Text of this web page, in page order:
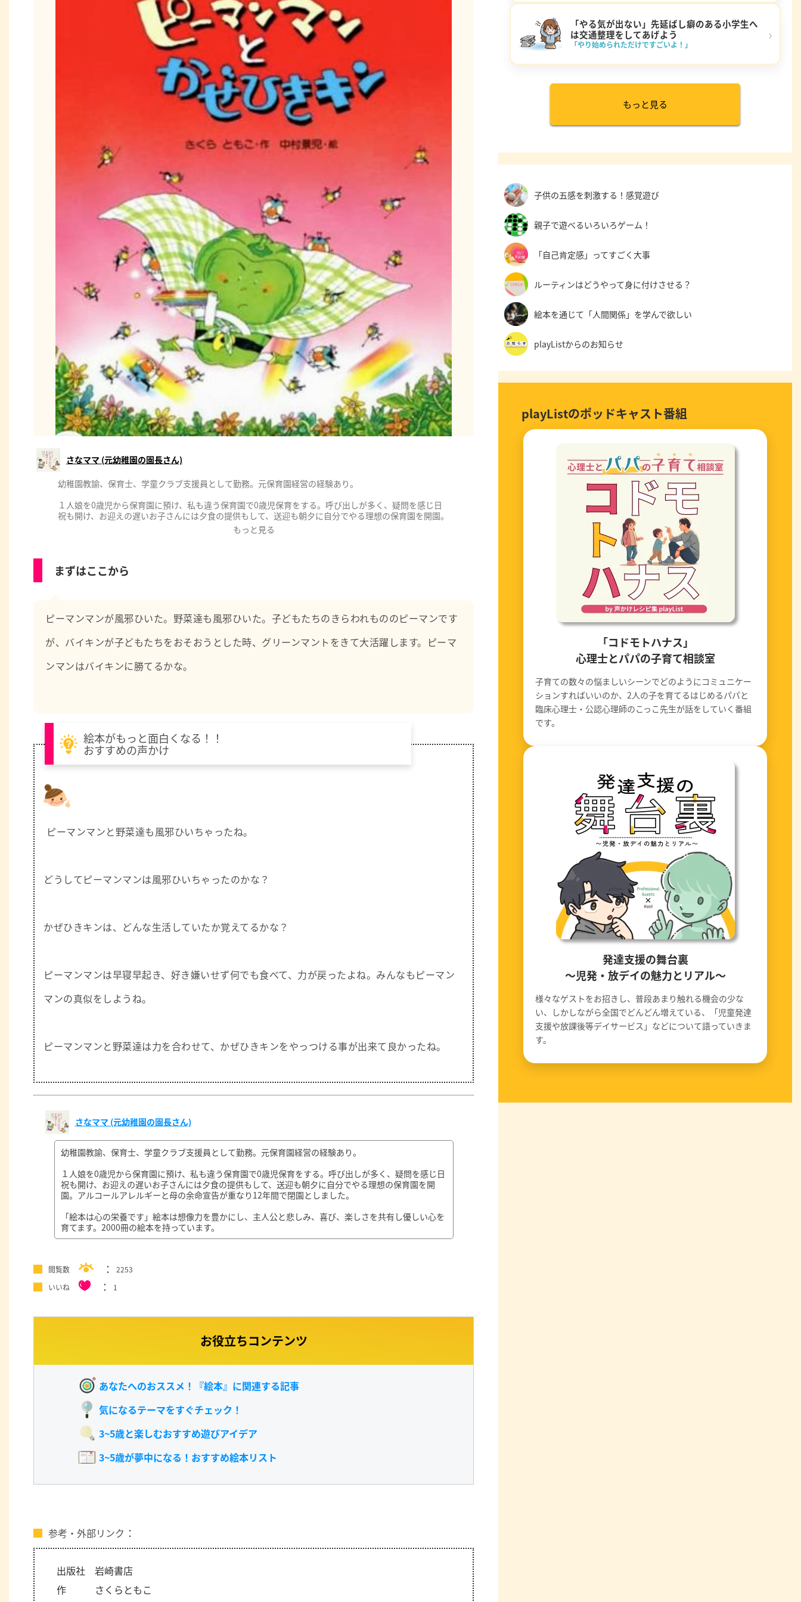
さなママ (元幼稚園の園長さん)
幼稚園教諭、保育士、学童クラブ支援員として勤務。元保育園経営の経験あり。
１人娘を0歳児から保育園に預け、私も違う保育園で0歳児保育をする。呼び出しが多く、疑問を感じ日
祝も開け、お迎えの遅いお子さんには夕食の提供もして、送迎も朝夕に自分でやる理想の保育園を開園。
アルコールアレルギーと母の余命宣告が重なり12年間で閉園としました。
もっと見る
まずはここから
ピーマンマンが風邪ひいた。野菜達も風邪ひいた。子どもたちのきらわれもののピーマンです
が、バイキンが子どもたちをおそおうとした時、グリーンマントをきて大活躍します。ピーマ
ンマンはバイキンに勝てるかな。
絵本がもっと面白くなる！！
おすすめの声かけ
ピーマンマンと野菜達も風邪ひいちゃったね。
どうしてピーマンマンは風邪ひいちゃったのかな？
かぜひきキンは、どんな生活していたか覚えてるかな？
ピーマンマンは早寝早起き、好き嫌いせず何でも食べて、力が戻ったよね。みんなもピーマン
マンの真似をしようね。
ピーマンマンと野菜達は力を合わせて、かぜひきキンをやっつける事が出来て良かったね。
さなママ (元幼稚園の園長さん)
幼稚園教諭、保育士、学童クラブ支援員として勤務。元保育園経営の経験あり。
１人娘を0歳児から保育園に預け、私も違う保育園で0歳児保育をする。呼び出しが多く、疑問を感じ日
祝も開け、お迎えの遅いお子さんには夕食の提供もして、送迎も朝夕に自分でやる理想の保育園を開
園。アルコールアレルギーと母の余命宣告が重なり12年間で閉園としました。
「絵本は心の栄養です」絵本は想像力を豊かにし、主人公と悲しみ、喜び、楽しさを共有し優しい心を
育てます。2000冊の絵本を持っています。
閲覧数
2253
いいね
1
お役立ちコンテンツ
あなたへのおススメ！『絵本』に関連する記事
気になるテーマをすぐチェック！
3~5歳と楽しむおすすめ遊びアイデア
3~5歳が夢中になる！おすすめ絵本リスト
参考・外部リンク
出版社 岩崎書店
作 さくらともこ
「やる気が出ない」先延ばし癖のある小学生へ
は交通整理をしてあげよう
「やり始められただけですごいよ！」
›
もっと見る
子供の五感を刺激する！感覚遊び
親子で遊べるいろいろゲーム！
「自己肯定感」ってすごく大事
ルーティンはどうやって身に付けさせる？
絵本を通じて「人間関係」を学んで欲しい
playListからのお知らせ
playListのポッドキャスト番組
「コドモトハナス」
心理士とパパの子育て相談室
子育ての数々の悩ましいシーンでどのようにコミュニケー
ションすればいいのか、2人の子を育てるはじめるパパと
臨床心理士・公認心理師のこっこ先生が話をしていく番組
です。
発達支援の舞台裏
〜児発・放デイの魅力とリアル〜
様々なゲストをお招きし、普段あまり触れる機会の少な
い、しかしながら全国でどんどん増えている、「児童発達
支援や放課後等デイサービス」などについて語っていきま
す。